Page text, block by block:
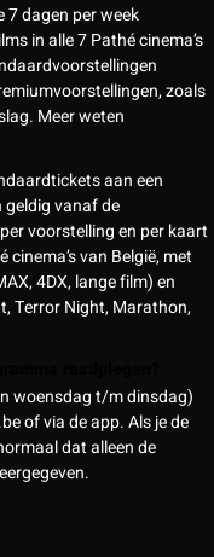
dagen per week
in alle 7 Pathé cinema’s
zoals
Meer weten
aan een
geldig vanaf de
voorstelling en per kaart
van België, met
4DX, lange film) en
Terror Night, Marathon,
woensdag t/m dinsdag)
of via de app. Als je de
dat alleen de